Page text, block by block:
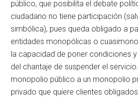
público, que posibilita el debate
ciudadano no tiene participación
simbólica), pues queda obligado a
entidades monopólicas o
la capacidad de poner condiciones
del chantaje de suspender el
monopolio público a un monopolio
privado que quiere clientes